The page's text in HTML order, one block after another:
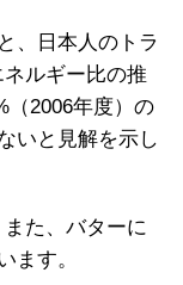
、日本人のトラ
ルギー比の推
（2006年度）の
いと見解を示し
た、バターに
ます。